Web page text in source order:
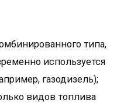
типа,
используется
газодизель);
видов топлива